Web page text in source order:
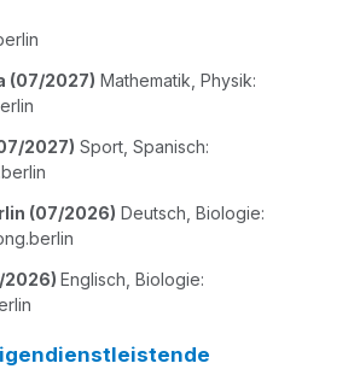
(07/​2027) Mathe­ma­tik, Phy­sik:
​2027) Sport, Spa­nisch:
(07/​2026) Deutsch, Bio­lo­gie:
​2026) Eng­lisch, Bio­lo­gie: